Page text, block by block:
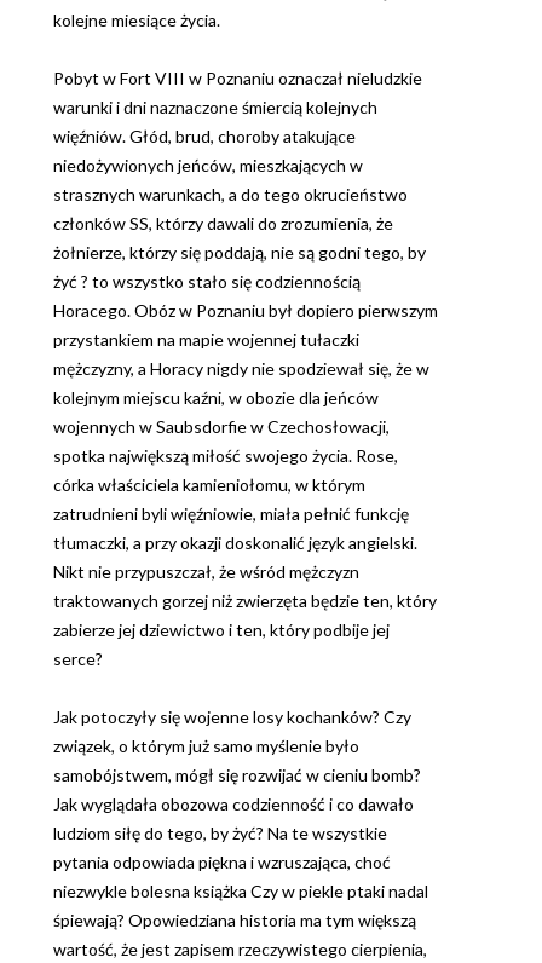
kolejne miesiące życia.
Pobyt w Fort VIII w Poznaniu oznaczał nieludzkie
warunki i dni naznaczone śmiercią kolejnych
więźniów. Głód, brud, choroby atakujące
niedożywionych jeńców, mieszkających w
strasznych warunkach, a do tego okrucieństwo
członków SS, którzy dawali do zrozumienia, że
żołnierze, którzy się poddają, nie są godni tego, by
żyć ? to wszystko stało się codziennością
Horacego. Obóz w Poznaniu był dopiero pierwszym
przystankiem na mapie wojennej tułaczki
mężczyzny, a Horacy nigdy nie spodziewał się, że w
kolejnym miejscu kaźni, w obozie dla jeńców
wojennych w Saubsdorfie w Czechosłowacji,
spotka największą miłość swojego życia. Rose,
córka właściciela kamieniołomu, w którym
zatrudnieni byli więźniowie, miała pełnić funkcję
tłumaczki, a przy okazji doskonalić język angielski.
Nikt nie przypuszczał, że wśród mężczyzn
traktowanych gorzej niż zwierzęta będzie ten, który
zabierze jej dziewictwo i ten, który podbije jej
serce?
Jak potoczyły się wojenne losy kochanków? Czy
związek, o którym już samo myślenie było
samobójstwem, mógł się rozwijać w cieniu bomb?
Jak wyglądała obozowa codzienność i co dawało
ludziom siłę do tego, by żyć? Na te wszystkie
pytania odpowiada piękna i wzruszająca, choć
niezwykle bolesna książka Czy w piekle ptaki nadal
śpiewają? Opowiedziana historia ma tym większą
wartość, że jest zapisem rzeczywistego cierpienia,